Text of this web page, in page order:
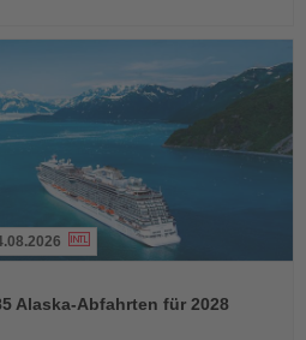
Alaska-Abfahrten für 2028